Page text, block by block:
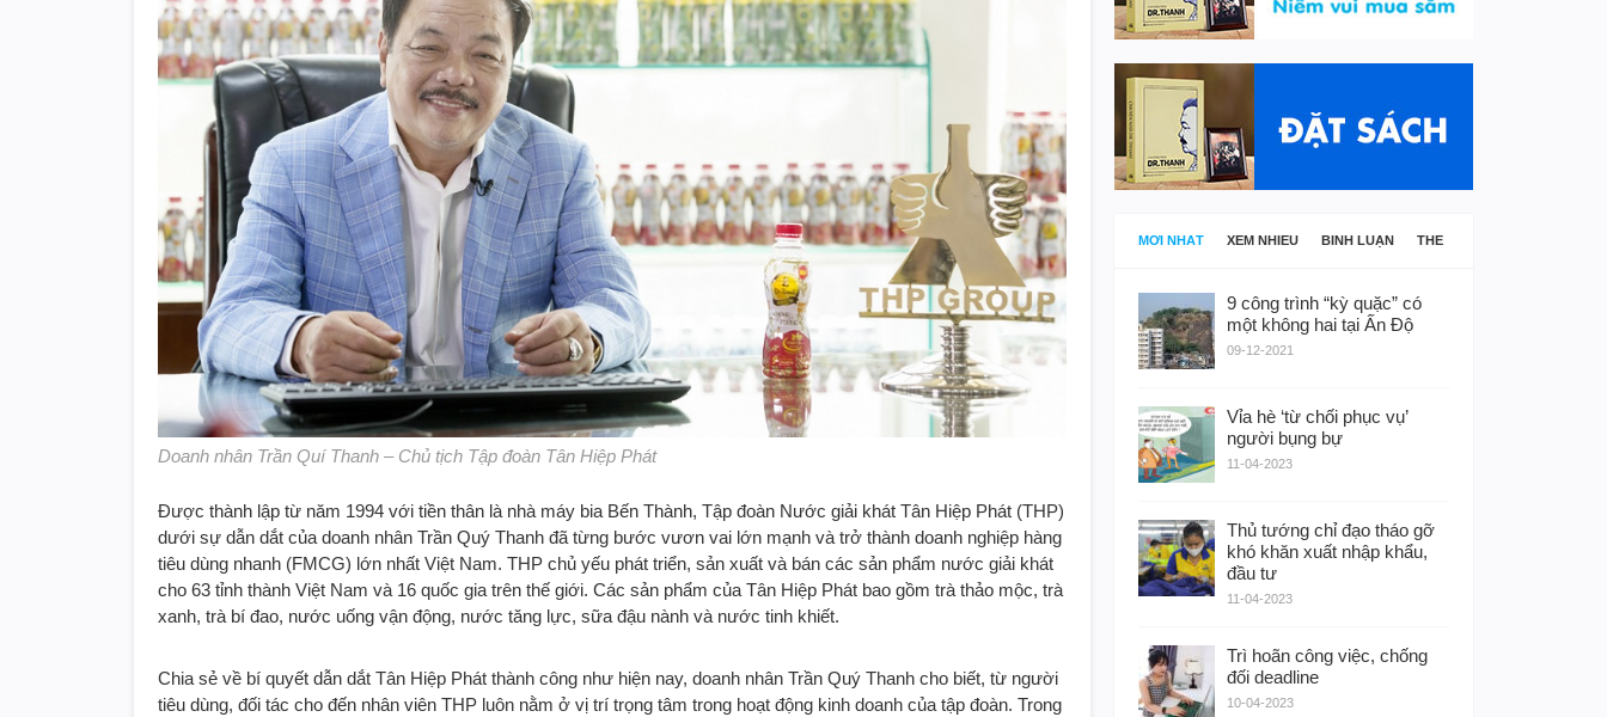
Doanh nhân Trần Quí Thanh – Chủ tịch Tập đoàn Tân Hiệp Phát
Được thành lập từ năm 1994 với tiền thân là nhà máy bia Bến Thành, Tập đoàn Nước giải khát Tân Hiệp Phát (THP)
dưới sự dẫn dắt của doanh nhân Trần Quý Thanh đã từng bước vươn vai lớn mạnh và trở thành doanh nghiệp hàng
tiêu dùng nhanh (FMCG) lớn nhất Việt Nam. THP chủ yếu phát triển, sản xuất và bán các sản phẩm nước giải khát
cho 63 tỉnh thành Việt Nam và 16 quốc gia trên thế giới. Các sản phẩm của Tân Hiệp Phát bao gồm trà thảo mộc, trà
xanh, trà bí đao, nước uống vận động, nước tăng lực, sữa đậu nành và nước tinh khiết.
Chia sẻ về bí quyết dẫn dắt Tân Hiệp Phát thành công như hiện nay, doanh nhân Trần Quý Thanh cho biết, từ người
tiêu dùng, đối tác cho đến nhân viên THP luôn nằm ở vị trí trọng tâm trong hoạt động kinh doanh của tập đoàn. Trong
MỚI NHẤT XEM NHIỀU BÌNH LUẬN THẺ
9 công trình “kỳ quặc” có
một không hai tại Ấn Độ
09-12-2021
Vỉa hè ‘từ chối phục vụ’
người bụng bự
11-04-2023
Thủ tướng chỉ đạo tháo gỡ
khó khăn xuất nhập khẩu,
đầu tư
11-04-2023
Trì hoãn công việc, chống
đối deadline
10-04-2023